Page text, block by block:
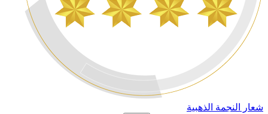
شعار النجمة الذهبية